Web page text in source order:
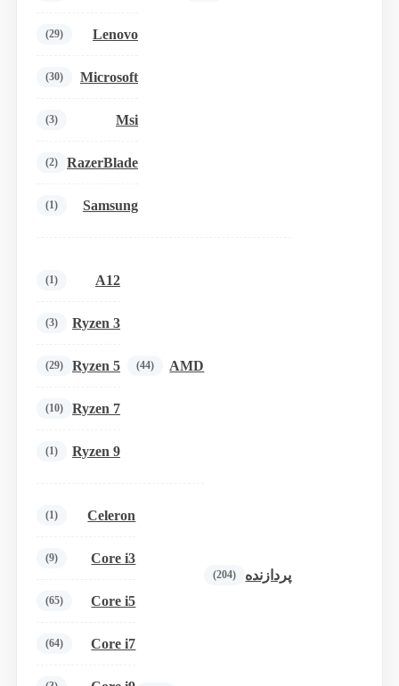
Lenovo
(29)
Microsoft
(30)
Msi
(3)
RazerBlade
(2)
Samsung
(1)
پردازنده (204)
AMD
(44)
A12
(1)
Ryzen 3
(3)
Ryzen 5
(29)
Ryzen 7
(10)
Ryzen 9
(1)
Celeron
(1)
Core i3
(9)
Core i5
(65)
Core i7
(64)